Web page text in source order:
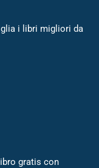
i libri migliori da
gratis con